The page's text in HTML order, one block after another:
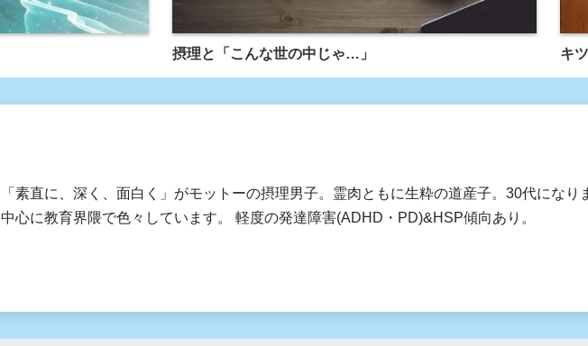
摂理と「こんな世の中じゃ…」 キ
「素直に、深く、面白く」がモットーの摂理男子。霊肉ともに生粋の道産子。30代にな
中心に教育界隈で色々しています。 軽度の発達障害(ADHD・PD)&HSP傾向あり。